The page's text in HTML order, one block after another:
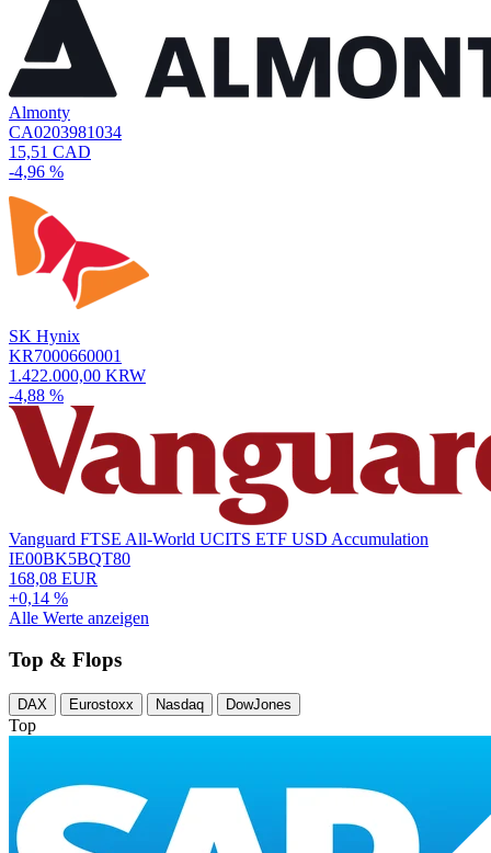
Almonty
CA0203981034
15,51 CAD
-4,96 %
SK Hynix
KR7000660001
1.422.000,00 KRW
-4,88 %
Vanguard FTSE All-World UCITS ETF USD Accumulation
IE00BK5BQT80
168,08 EUR
+0,14 %
Alle Werte anzeigen
Top & Flops
DAX Eurostoxx Nasdaq DowJones
Top